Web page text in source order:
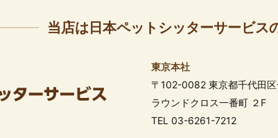
当店は日本ペットシッターサービス
東京本社
〒102-0082 東京都千代田
ラウンドクロス一番町 ２F
TEL 03-6261-7212